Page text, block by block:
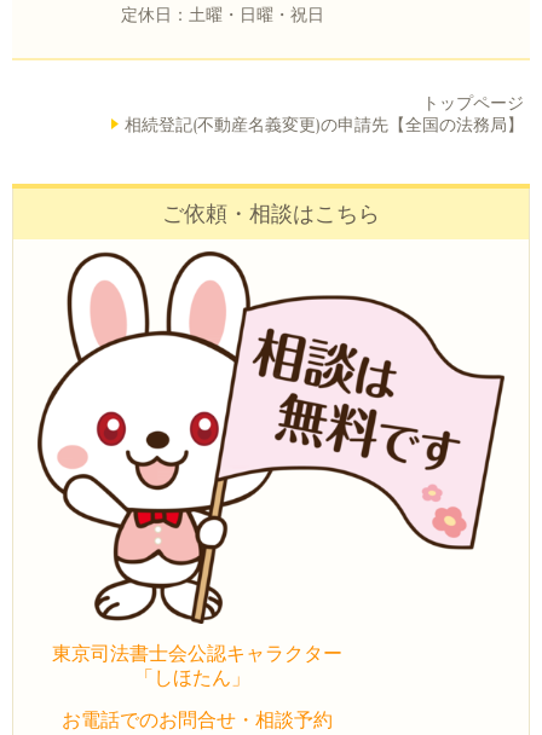
定休日：土曜・日曜・祝日
トップページ
相続登記(不動産名義変更)の申請先【全国の法務局】
ご依頼・相談はこちら
東京司法書士会公認キャラクター
「しほたん」
お電話でのお問合せ・相談予約